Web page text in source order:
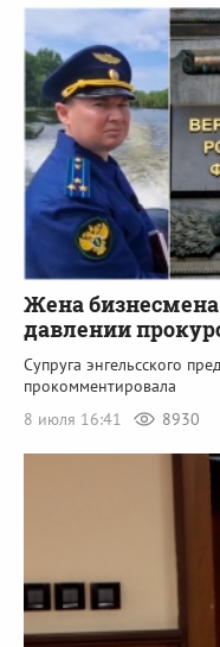
Жена
давлении
Супруга энгельсского
прокомментировала
8 июля 16:41
8930